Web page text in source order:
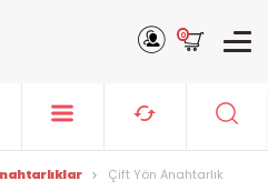
0
Çift Yön Anahtarlık